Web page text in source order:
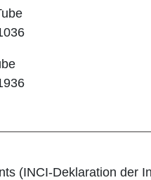
(INCI-Deklaration der